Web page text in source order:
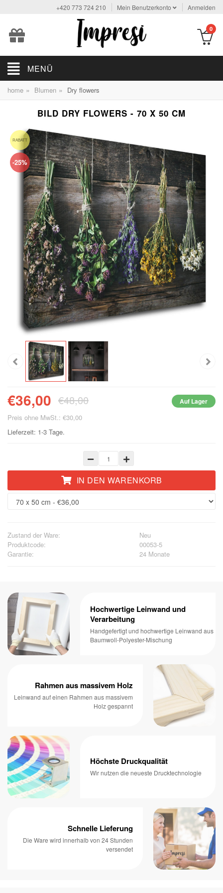
+420 773 724 210 Mein Benutzerkonto Anmelden
0
MENÜ
home » Blumen » Dry flowers
BILD DRY FLOWERS - 70 X 50 CM
RABATT
-25%
€36,00 €48,00 Auf Lager
Preis ohne MwSt.: €30,00
Lieferzeit: 1-3 Tage.
IN DEN WARENKORB
Zustand der Ware:
Neu
Produktcode:
00053-5
Garantie:
24 Monate
Hochwertige Leinwand und
Verarbeitung
Handgefertigt und hochwertige Leinwand aus
Baumwoll-Polyester-Mischung
Rahmen aus massivem Holz
Leinwand auf einen Rahmen aus massivem
Holz gespannt
Höchste Druckqualität
Wir nutzen die neueste Drucktechnologie
Schnelle Lieferung
Die Ware wird innerhalb von 24 Stunden
versendet